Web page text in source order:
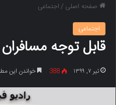
صفحه اصلی /اجتماعی
اجتماعی
قابل توجه
تیر ۷, ۱۳۹۹ 388 خواندن این مطلب 1 دقیقه